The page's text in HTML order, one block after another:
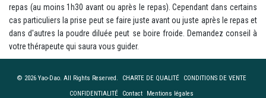
repas (au moins 1h30 avant ou après le repas). Cependant dans certains
cas particuliers la prise peut se faire juste avant ou juste après le repas et
dans d'autres la poudre diluée peut se boire froide. Demandez conseil à
votre thérapeute qui saura vous guider.
© 2026 Yao-Dao. All Rights Reserved. CHARTE DE QUALITÉ
CONDITIONS DE VENTE
CONFIDENTIALITÉ
Contact Mentions légales